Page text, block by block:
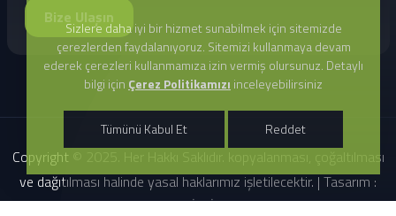
Bize Ulaşın
Copyright © 2025. Her Hakkı Saklıdır. kopyalanması, çoğaltılması
ve dağıtılması halinde yasal haklarımız işletilecektir. | Tasarım :
ECOLE BİLGİSAYAR
Sizlere daha iyi bir hizmet sunabilmek için sitemizde
çerezlerden faydalanıyoruz. Sitemizi kullanmaya devam
ederek çerezleri kullanmamıza izin vermiş olursunuz. Detaylı
bilgi için Çerez Politikamızı inceleyebilirsiniz
Tümünü Kabul Et Reddet